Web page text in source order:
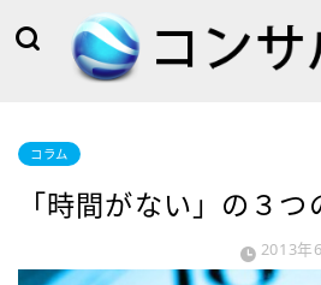
コラム
「時間がない」の３つ
2013年